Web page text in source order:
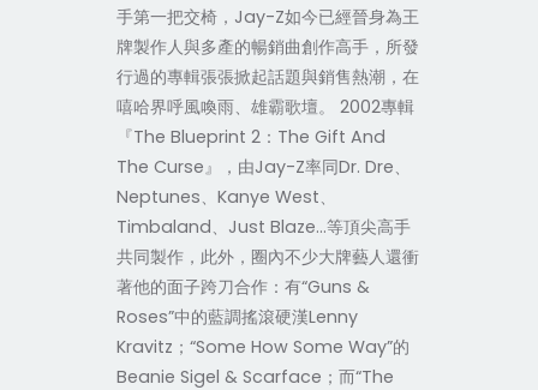
手第一把交椅，Jay-Z如今已經晉身為王
牌製作人與多產的暢銷曲創作高手，所發
行過的專輯張張掀起話題與銷售熱潮，在
嘻哈界呼風喚雨、雄霸歌壇。 2002專輯
『The Blueprint 2：The Gift And
The Curse』，由Jay-Z率同Dr. Dre、
Neptunes、Kanye West、
Timbaland、Just Blaze…等頂尖高手
共同製作，此外，圈內不少大牌藝人還衝
著他的面子跨刀合作：有“Guns &
Roses”中的藍調搖滾硬漢Lenny
Kravitz；“Some How Some Way”的
Beanie Sigel & Scarface；而“The